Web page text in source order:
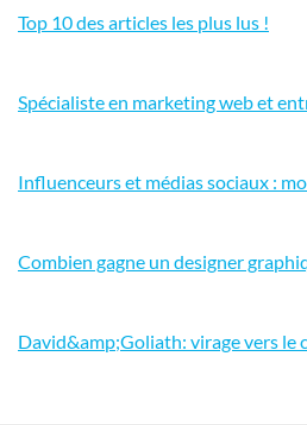
Top 10 des articles les plus lus !
Spécialiste en marketing web et
Influenceurs et médias sociaux :
Combien gagne un designer
David&amp;Goliath: virage vers le